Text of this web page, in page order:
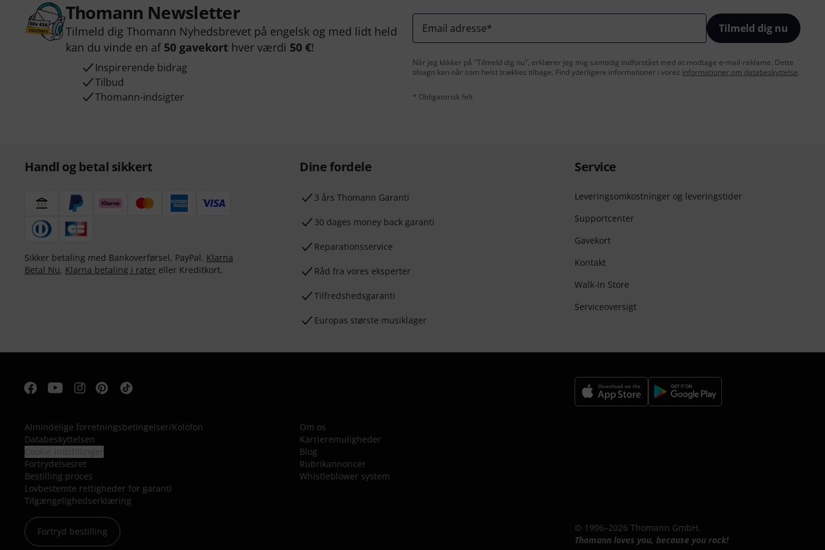
Thomann Newsletter
Tilmeld dig Thomann Nyhedsbrevet på engelsk og med lidt held
kan du vinde en af 50 gavekort hver værdi 50 €!
Inspirerende bidrag
Tilbud
Thomann-indsigter
Email adresse* Tilmeld dig nu
Når jeg klikker på "Tilmeld dig nu", erklærer jeg mig samtidig indforstået med at modtage e-mail-reklame. Dette
tilsagn kan når som helst trækkes tilbage. Find yderligere informationer i vores informationer om databeskyttelse.
* Obligatorisk felt
Handl og betal sikkert
Sikker betaling med Bankoverførsel, PayPal, Klarna
Betal Nu, Klarna betaling i rater eller Kreditkort.
Dine fordele
3 års Thomann Garanti
30 dages money back garanti
Reparationsservice
Råd fra vores eksperter
Tilfredshedsgaranti
Europas største musiklager
Service
Leveringsomkostninger og leveringstider
Supportcenter
Gavekort
Kontakt
Walk-in Store
Serviceoversigt
Almindelige forretningsbetingelser/Kolofon
Databeskyttelsen
Fortrydelsesret
Bestilling proces
Lovbestemte rettigheder for garanti
Tilgængelighedserklæring
Fortryd bestilling
Om os
Karrieremuligheder
Blog
Rubrikannoncer
Whistleblower system
© 1996–2026 Thomann GmbH.
Thomann loves you, because you rock!